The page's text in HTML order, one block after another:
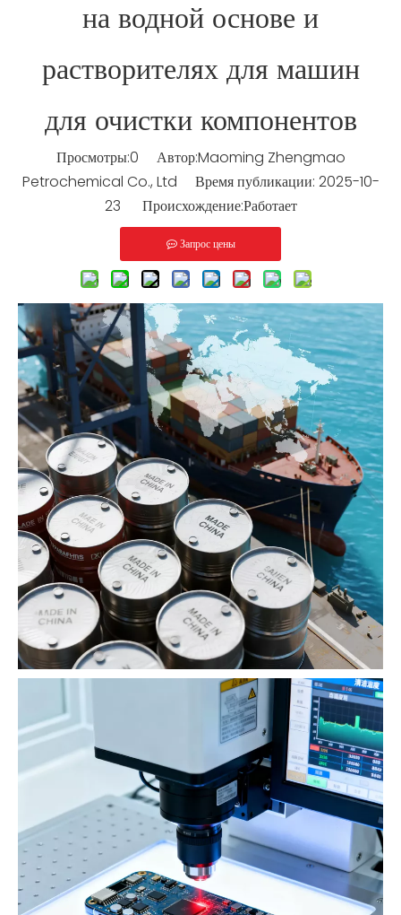
на водной основе и
растворителях для машин
для очистки компонентов
Просмотры:0 Автор:Maoming Zhengmao
Petrochemical Co., Ltd Время публикации: 2025-10-
23 Происхождение:Работает
Запрос цены